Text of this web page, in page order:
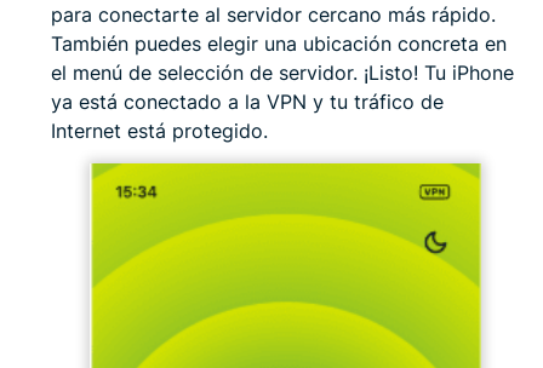
para conectarte al servidor cercano más rápido.
También puedes elegir una ubicación concreta en
el menú de selección de servidor. ¡Listo! Tu iPhone
ya está conectado a la VPN y tu tráfico de
Internet está protegido.